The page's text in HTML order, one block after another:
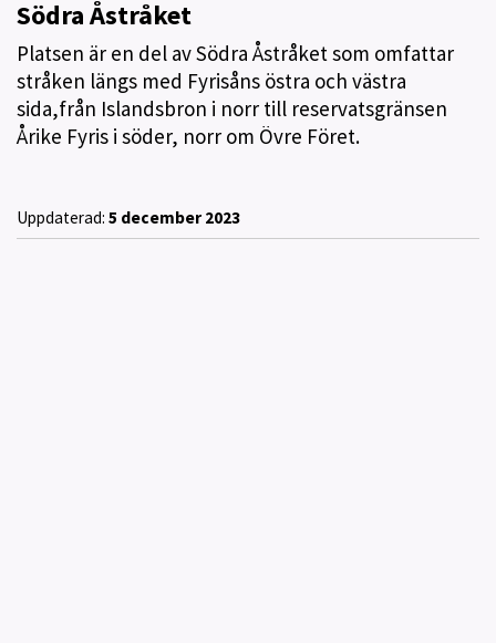
Södra Åstråket
Platsen är en del av Södra Åstråket som omfattar
stråken längs med Fyrisåns östra och västra
sida,från Islandsbron i norr till reservatsgränsen
Årike Fyris i söder, norr om Övre Föret.
Uppdaterad: 5 december 2023